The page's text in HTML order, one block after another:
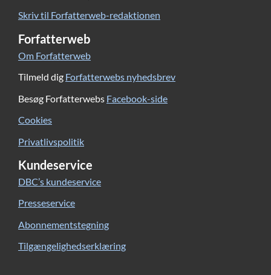
Skriv til Forfatterweb-redaktionen
Forfatterweb
Om Forfatterweb
Tilmeld dig Forfatterwebs nyhedsbrev
Besøg Forfatterwebs Facebook-side
Cookies
Privatlivspolitik
Kundeservice
DBC’s kundeservice
Presseservice
Abonnementstegning
Tilgængelighedserklæring